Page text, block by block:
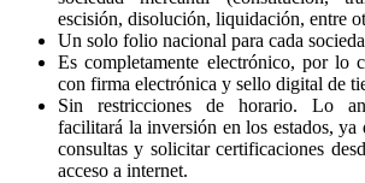
escisión, disolución, liquidación, entre
Un solo folio nacional para cada
Es completamente electrónico, por lo
con firma electrónica y sello digital de
Sin restricciones de horario. Lo
facilitará la inversión en los estados, ya
consultas y solicitar certificaciones
acceso a internet.